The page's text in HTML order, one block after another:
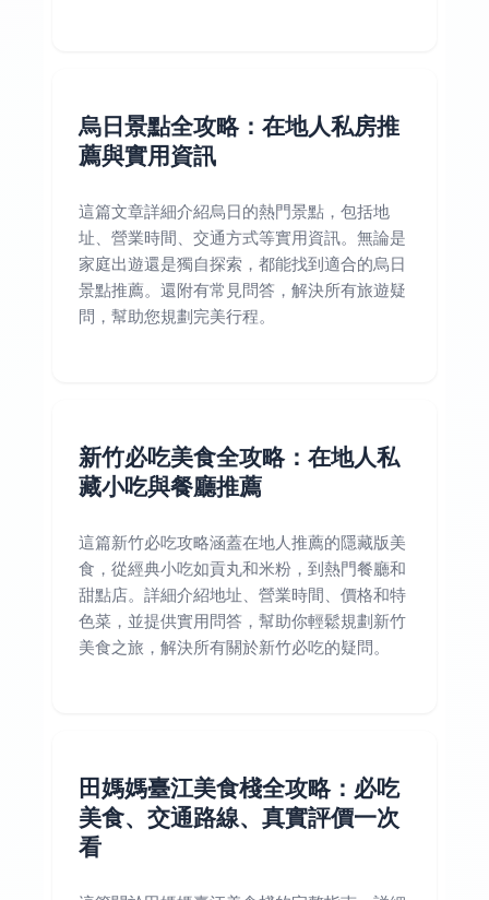
烏日景點全攻略：在地人私房推
薦與實用資訊
這篇文章詳細介紹烏日的熱門景點，包括地
址、營業時間、交通方式等實用資訊。無論是
家庭出遊還是獨自探索，都能找到適合的烏日
景點推薦。還附有常見問答，解決所有旅遊疑
問，幫助您規劃完美行程。
新竹必吃美食全攻略：在地人私
藏小吃與餐廳推薦
這篇新竹必吃攻略涵蓋在地人推薦的隱藏版美
食，從經典小吃如貢丸和米粉，到熱門餐廳和
甜點店。詳細介紹地址、營業時間、價格和特
色菜，並提供實用問答，幫助你輕鬆規劃新竹
美食之旅，解決所有關於新竹必吃的疑問。
田媽媽臺江美食棧全攻略：必吃
美食、交通路線、真實評價一次
看